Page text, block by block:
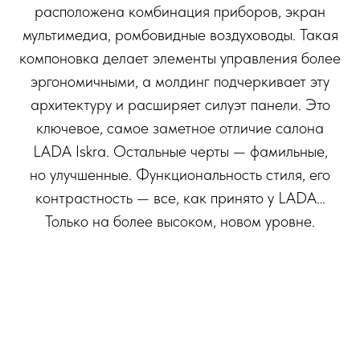
расположена комбинация приборов, экран
мультимедиа, ромбовидные воздуховоды. Такая
компоновка делает элементы управления более
эргономичными, а молдинг подчеркивает эту
архитектуру и расширяет силуэт панели. Это
ключевое, самое заметное отличие салона
LADA Iskra. Остальные черты — фамильные,
но улучшенные. Функциональность стиля, его
контрастность — все, как принято у LADA…
Только на более высоком, новом уровне.